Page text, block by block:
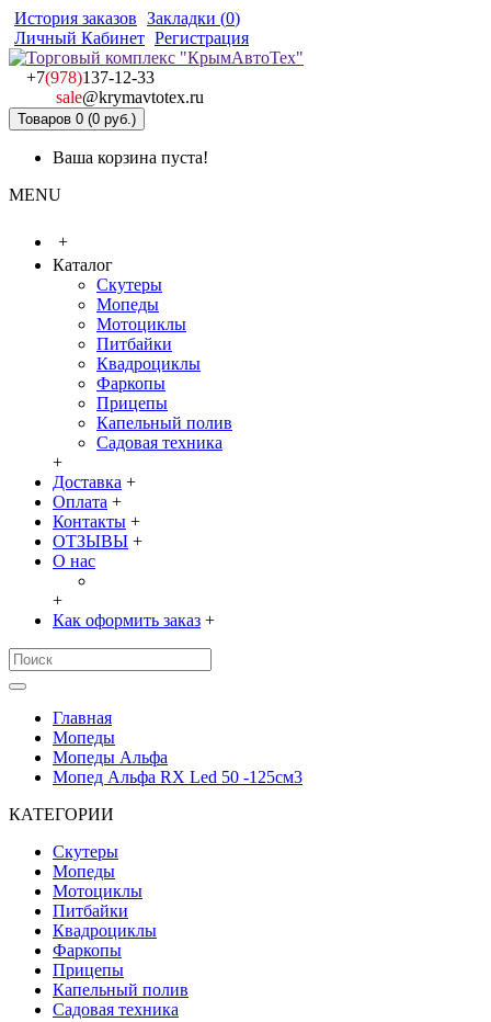
История заказов Закладки (0)
Личный Кабинет Регистрация
+7(978)137-12-33
sale@krymavtotex.ru
Товаров 0 (0 руб.)
Ваша корзина пуста!
MENU
+
Каталог
Скутеры
Мопеды
Мотоциклы
Питбайки
Квадроциклы
Фаркопы
Прицепы
Капельный полив
Садовая техника
+
Доставка +
Оплата +
Контакты +
ОТЗЫВЫ +
О нас
+
Как оформить заказ +
Главная
Мопеды
Мопеды Альфа
Мопед Альфа RX Led 50 -125см3
КАТЕГОРИИ
Скутеры
Мопеды
Мотоциклы
Питбайки
Квадроциклы
Фаркопы
Прицепы
Капельный полив
Садовая техника